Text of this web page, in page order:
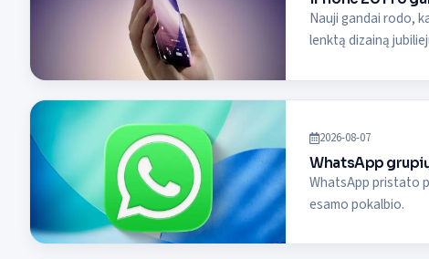
Nauji gandai rodo,
lenktą dizainą
2026-08-07
WhatsApp
WhatsApp pristato
esamo pokalbio.